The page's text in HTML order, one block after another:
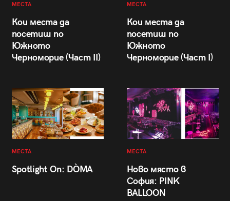
МЕСТА
Кои места да
посетиш по
Южното
Черноморие (Част II)
МЕСТА
Кои места да
посетиш по
Южното
Черноморие (Част I)
МЕСТА
Spotlight On: DÒMA
МЕСТА
Ново място в
София: PINK
BALLOON